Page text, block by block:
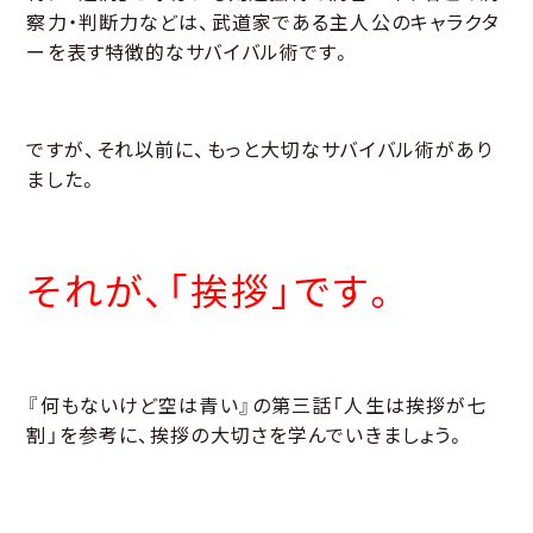
察力・判断力などは、武道家である主人公のキャラクタ
ーを表す特徴的なサバイバル術です。
ですが、それ以前に、もっと大切なサバイバル術があり
ました。
それが、「挨拶」です。
『何もないけど空は青い』の第三話「人生は挨拶が七
割」を参考に、挨拶の大切さを学んでいきましょう。